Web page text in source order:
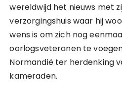
wereldwijd het nieuws met
verzorgingshuis waar hij
wens is om zich nog
oorlogsveteranen te
Normandië ter herdenking
kameraden.